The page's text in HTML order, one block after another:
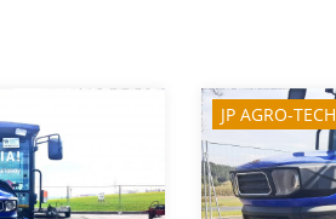
JP AGRO-TECH